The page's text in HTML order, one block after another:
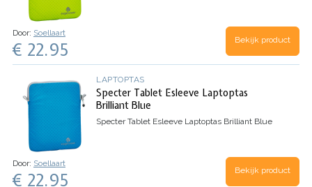
Door: Soellaart
€ 22.95 Bekijk product
LAPTOPTAS
Specter Tablet Esleeve Laptoptas
Brilliant Blue
Specter Tablet Esleeve Laptoptas Brilliant Blue
Door: Soellaart
€ 22.95 Bekijk product